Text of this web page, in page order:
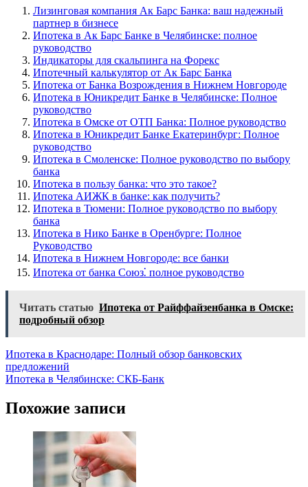
Лизинговая компания Ак Барс Банка: ваш надежный
партнер в бизнесе
Ипотека в Ак Барс Банке в Челябинске: полное
руководство
Индикаторы для скальпинга на Форекс
Ипотечный калькулятор от Ак Барс Банка
Ипотека от Банка Возрождения в Нижнем Новгороде
Ипотека в Юникредит Банке в Челябинске: Полное
руководство
Ипотека в Омске от ОТП Банка: Полное руководство
Ипотека в Юникредит Банке Екатеринбург: Полное
руководство
Ипотека в Смоленске: Полное руководство по выбору
банка
Ипотека в пользу банка: что это такое?
Ипотека АИЖК в банке: как получить?
Ипотека в Тюмени: Полное руководство по выбору
банка
Ипотека в Нико Банке в Оренбурге: Полное
Руководство
Ипотека в Нижнем Новгороде: все банки
Ипотека от банка Союз⁚ полное руководство
Читать статью Ипотека от Райффайзенбанка в Омске:
подробный обзор
Навигация
по
Ипотека в Краснодаре: Полный обзор банковских
предложений
Ипотека в Челябинске: СКБ-Банк
Похожие записи